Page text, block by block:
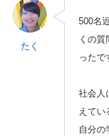
たく
500名
くの
ったで
社会人
えてい
自分の